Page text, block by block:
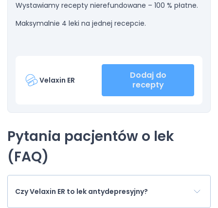
Wystawiamy recepty nierefundowane – 100 % płatne.
Maksymalnie 4 leki na jednej recepcie.
Velaxin ER
Dodaj do
recepty
Pytania pacjentów o lek
(FAQ)
Czy Velaxin ER to lek antydepresyjny?